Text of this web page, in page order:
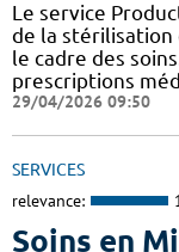
Le service
de la stérilisation
le cadre des
prescriptions
29/04/2026 09:50
SERVICES
relevance:
Soins en